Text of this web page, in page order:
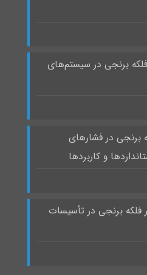
برنجی در سیستم‌های
برنجی در فشارهای
و کاربردها
فلکه برنجی در تأسیسات